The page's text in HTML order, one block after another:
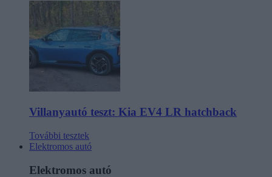
Villanyautó teszt: Kia EV4 LR hatchback
További tesztek
Elektromos autó
Elektromos autó